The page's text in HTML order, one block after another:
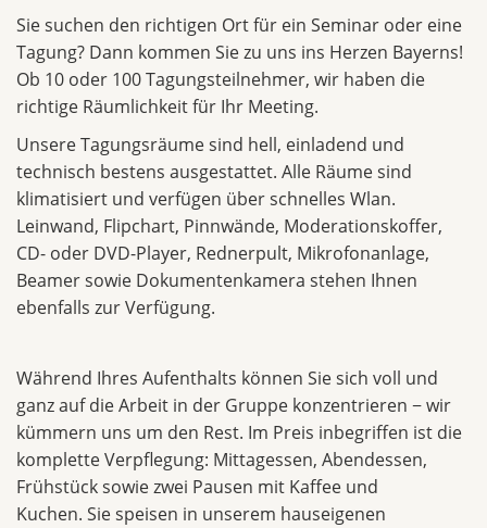
Sie suchen den richtigen Ort für ein Seminar oder eine
Tagung? Dann kommen Sie zu uns ins Herzen Bayerns!
Ob 10 oder 100 Tagungsteilnehmer, wir haben die
richtige Räumlichkeit für Ihr Meeting.
Unsere Tagungsräume sind hell, einladend und
technisch bestens ausgestattet. Alle Räume sind
klimatisiert und verfügen über schnelles Wlan.
Leinwand, Flipchart, Pinnwände, Moderationskoffer,
CD- oder DVD-Player, Rednerpult, Mikrofonanlage,
Beamer sowie Dokumentenkamera stehen Ihnen
ebenfalls zur Verfügung.
Während Ihres Aufenthalts können Sie sich voll und
ganz auf die Arbeit in der Gruppe konzentrieren − wir
kümmern uns um den Rest. Im Preis inbegriffen ist die
komplette Verpflegung: Mittagessen, Abendessen,
Frühstück sowie zwei Pausen mit Kaffee und
Kuchen. Sie speisen in unserem hauseigenen